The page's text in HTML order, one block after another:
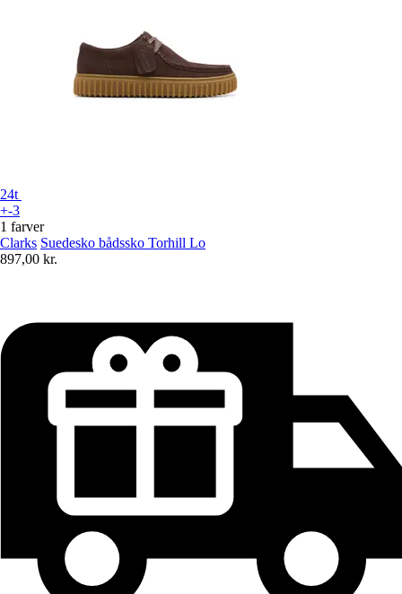
24t
+-3
1 farver
Clarks Suedesko bådssko Torhill Lo
897,00 kr.